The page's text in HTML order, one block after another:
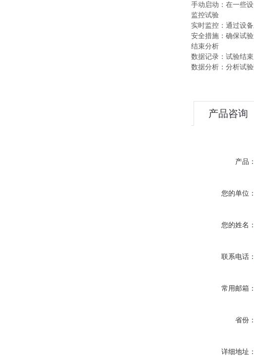
手动启动：在一些
监控试验
实时监控：通过设
安全措施：确保试
结束分析
数据记录：试验结
数据分析：分析试
产品咨询
产品：
您的单位：
您的姓名：
联系电话：
常用邮箱：
省份：
详细地址：